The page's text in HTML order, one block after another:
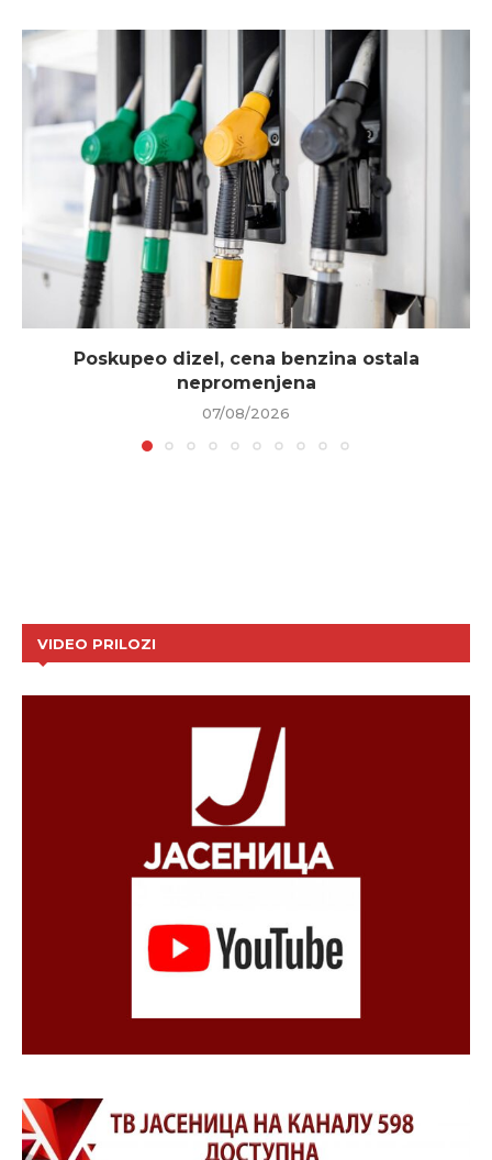
Poskupeo dizel, cena benzina ostala
nepromenjena
07/08/2026
VIDEO PRILOZI